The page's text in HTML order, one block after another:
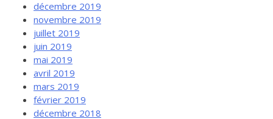
décembre 2019
novembre 2019
juillet 2019
juin 2019
mai 2019
avril 2019
mars 2019
février 2019
décembre 2018